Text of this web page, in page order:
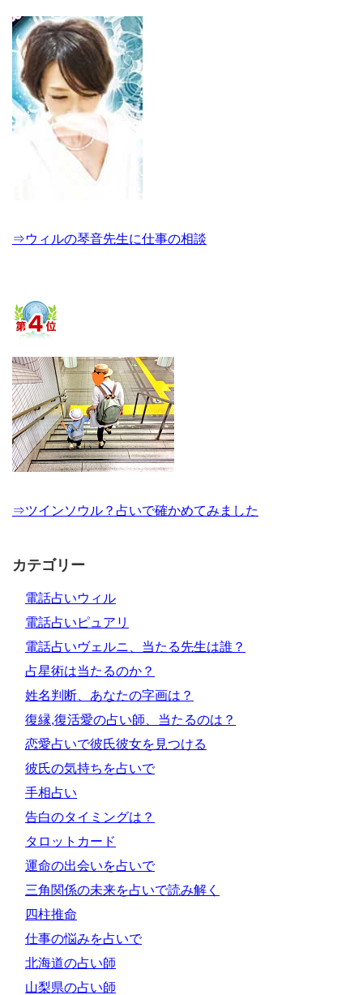
⇒ウィルの琴音先生に仕事の相談
⇒ツインソウル？占いで確かめてみました
カテゴリー
電話占いウィル
電話占いピュアリ
電話占いヴェルニ、当たる先生は誰？
占星術は当たるのか？
姓名判断、あなたの字画は？
復縁,復活愛の占い師、当たるのは？
恋愛占いで彼氏彼女を見つける
彼氏の気持ちを占いで
手相占い
告白のタイミングは？
タロットカード
運命の出会いを占いで
三角関係の未来を占いで読み解く
四柱推命
仕事の悩みを占いで
北海道の占い師
山梨県の占い師